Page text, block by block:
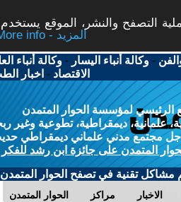
التصفح والنشر، الموقع
More info - المزيد
-وكالة أنباء اليسار -وكالة أنباء
الاقتصاد - اخبار
الرئيسي لمؤسسة الحوار المتمدن
علمانية، ديمقراطية، تطوعية وغير
مجتمع مدني علماني ديمقراطي حديث
المتمدن على جائزة ابن رشد للفكر
مشاكل تقنية في تصفح الحوار المتمدن
الحوار المتمدن مراكز الاخبار